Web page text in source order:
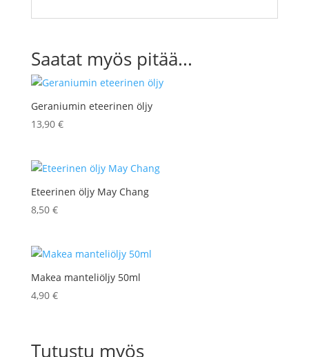
Saatat myös pitää...
Geraniumin eteerinen öljy
13,90 €
Eteerinen öljy May Chang
8,50 €
Makea manteliöljy 50ml
4,90 €
Tutustu myös